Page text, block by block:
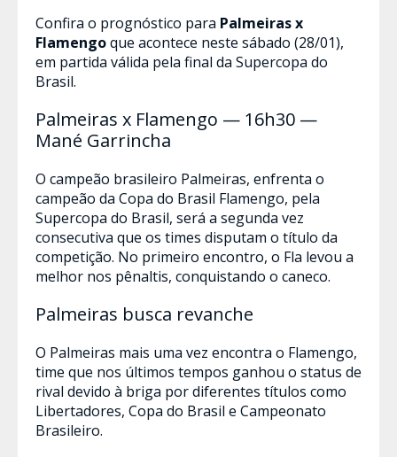
Confira o prognóstico para Palmeiras x
Flamengoque acontece neste sábado (28/01),
em partida válida pela final da Supercopa do
Brasil.
Palmeiras x Flamengo — 16h30 —
Mané Garrincha
O campeão brasileiro Palmeiras, enfrenta o
campeão da Copa do Brasil Flamengo, pela
Supercopa do Brasil, será a segunda vez
consecutiva que os times disputam o título da
competição. No primeiro encontro, o Fla levou a
melhor nos pênaltis, conquistando o caneco.
Palmeiras busca revanche
O Palmeiras mais uma vez encontra o Flamengo,
time que nos últimos tempos ganhou o status de
rival devido à briga por diferentes títulos como
Libertadores, Copa do Brasil e Campeonato
Brasileiro.